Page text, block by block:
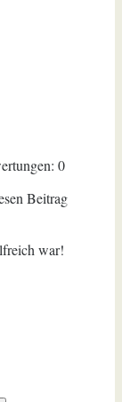
0
Beitrag
war!